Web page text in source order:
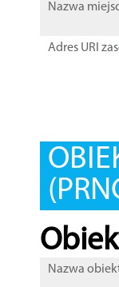
Nazwa
Adres URI
Nazwa